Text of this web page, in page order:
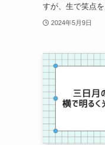
すが、生で笑点
2024年5月9日